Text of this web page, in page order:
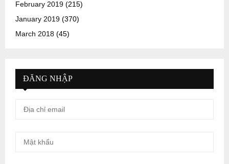
February 2019 (215)
January 2019 (370)
March 2018 (45)
ĐĂNG NHẬP